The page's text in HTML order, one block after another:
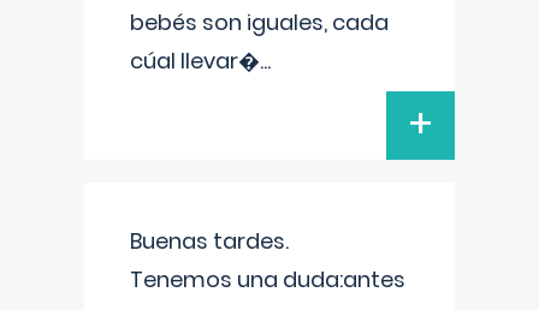
bebés son iguales, cada
cúal llevar�...
+
Buenas tardes.
Tenemos una duda:antes